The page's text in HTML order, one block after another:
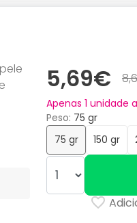
5,69€
Apenas 1 unidade
Peso
75 gr
75 gr
150 gr